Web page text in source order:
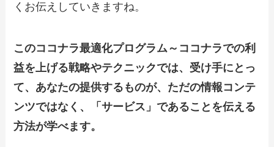
くお伝えしていきますね。
このココナラ最適化プログラム～ココナラでの利
益を上げる戦略やテクニックでは、受け手にとっ
て、あなたの提供するものが、ただの情報コンテ
ンツではなく、「サービス」であることを伝える
方法が学べます。